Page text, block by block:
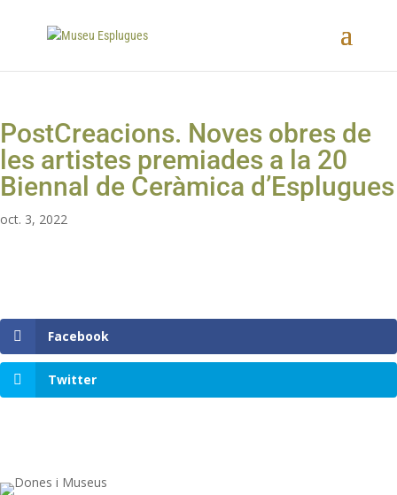
PostCreacions. Noves obres de
les artistes premiades a la 20
Biennal de Ceràmica d’Esplugues
oct. 3, 2022
Facebook
Twitter